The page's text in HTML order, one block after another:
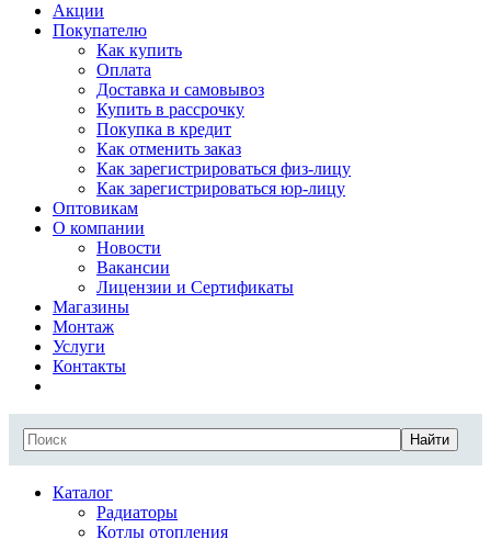
Акции
Покупателю
Как купить
Оплата
Доставка и самовывоз
Купить в рассрочку
Покупка в кредит
Как отменить заказ
Как зарегистрироваться физ-лицу
Как зарегистрироваться юр-лицу
Оптовикам
О компании
Новости
Вакансии
Лицензии и Сертификаты
Магазины
Монтаж
Услуги
Контакты
Найти
Каталог
Радиаторы
Котлы отопления